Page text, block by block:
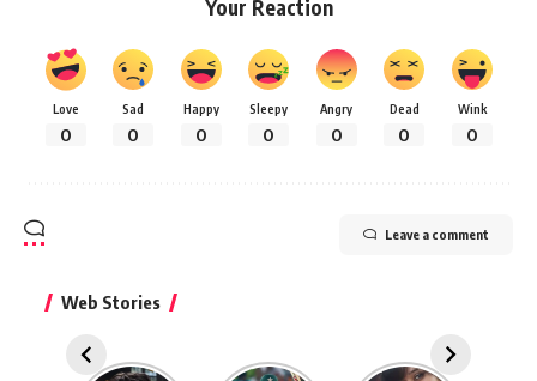
Your Reaction
Love
0
Sad
0
Happy
0
Sleepy
0
Angry
0
Dead
0
Wink
0
Leave a comment
Web Stories